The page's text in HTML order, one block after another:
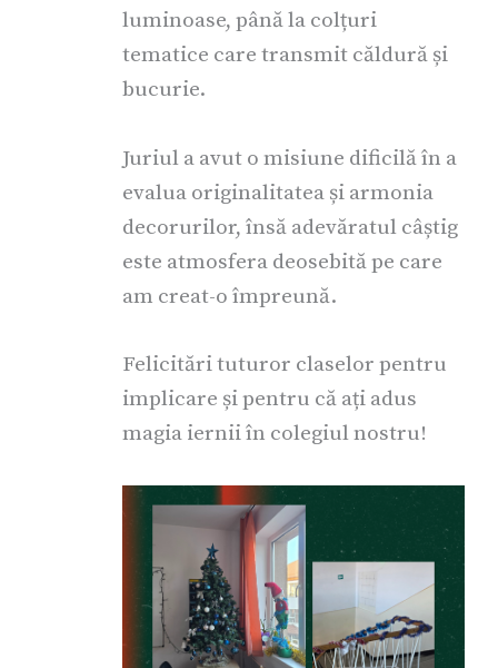
luminoase, până la colțuri
tematice care transmit căldură și
bucurie.
Juriul a avut o misiune dificilă în a
evalua originalitatea și armonia
decorurilor, însă adevăratul câștig
este atmosfera deosebită pe care
am creat-o împreună.
Felicitări tuturor claselor pentru
implicare și pentru că ați adus
magia iernii în colegiul nostru!